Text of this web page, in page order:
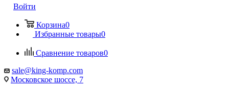
Войти
Корзина0
Избранные товары0
Сравнение товаров0
sale@king-komp.com
Московское шоссе, 7